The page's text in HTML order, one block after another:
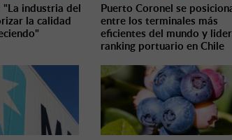
"La industria del
la calidad
Puerto Coronel se
entre los terminales más
eficientes del mundo y
ranking portuario en Chile